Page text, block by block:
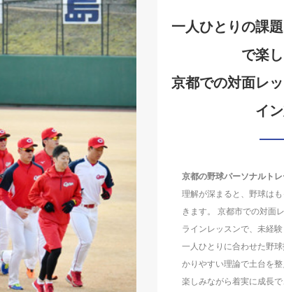
一人ひとりの課
で楽
京都での対面レ
イ
京都の野球パーソナルト
理解が深まると、野球は
きます。 京都市での対面
ラインレッスンで、未経
一人ひとりに合わせた野
かりやすい理論で土台を整
楽しみながら着実に成長で